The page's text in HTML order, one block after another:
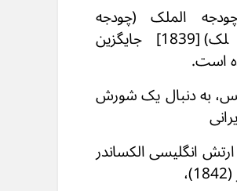
الملک (چودجه
الملک) [1839] جایگزین
است.
به دنبال یک شورش
ارتش انگلیسی الکساندر